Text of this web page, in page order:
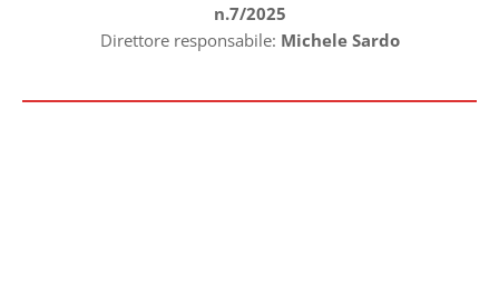
n.7/2025
Direttore responsabile: Michele Sardo